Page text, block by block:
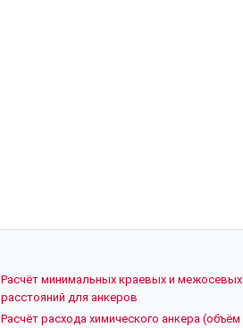
Расчёт минимальных краевых и межосевых
расстояний для анкеров
Расчёт расхода химического анкера (объём